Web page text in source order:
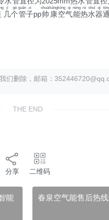
几
jǐ
个
gè
管
guǎn
子
zi
pp帅
shuài
康
kāng
空
kōng
气
qì
能
néng
热
rè
水
shuǐ
器
qì
通
们删除，邮箱：
THE END
分享 二维码
能
春泉空气能售后热